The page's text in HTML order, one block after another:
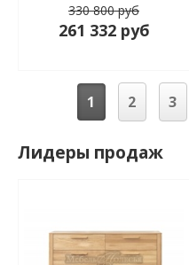
330 800 руб
261 332 руб
1 2 3
Лидеры продаж